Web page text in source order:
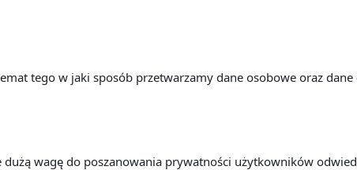
tego w jaki sposób przetwarzamy dane osobowe oraz
wagę do poszanowania prywatności użytkowników